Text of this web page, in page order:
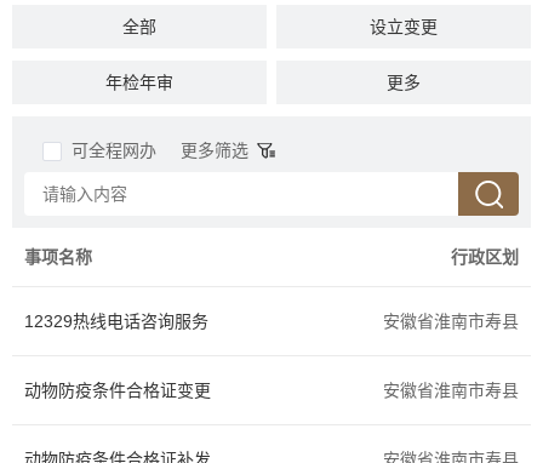
全部 设立变更
年检年审 税收财务
准营准办
资质认证
更多
可全程网办 更多筛选
事项名称 行政区划
12329热线电话咨询服务 安徽省淮南市寿县
动物防疫条件合格证变更 安徽省淮南市寿县